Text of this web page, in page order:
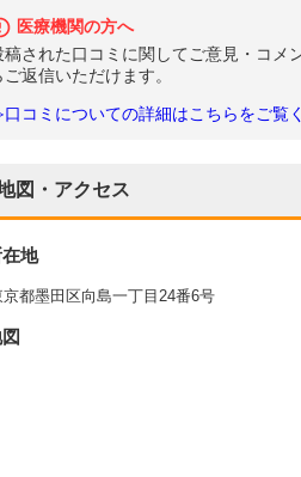
医療機関の方へ
稿された口コミに関してご意見・コメ
ご返信いただけます。
コミについての詳細はこちらをご覧
図・アクセス
地
京都墨田区向島一丁目24番6号